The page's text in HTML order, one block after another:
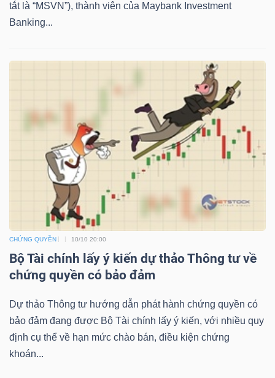
tắt là “MSVN”), thành viên của Maybank Investment
Banking...
CHỨNG QUYỀN 10/10 20:00
Bộ Tài chính lấy ý kiến dự thảo Thông tư về
chứng quyền có bảo đảm
Dự thảo Thông tư hướng dẫn phát hành chứng quyền có
bảo đảm đang được Bộ Tài chính lấy ý kiến, với nhiều quy
định cụ thể về hạn mức chào bán, điều kiện chứng
khoán...
NĂNG
NGUYÊN
NGHIỆP
TIÊU
DÙNG
KHÔNG